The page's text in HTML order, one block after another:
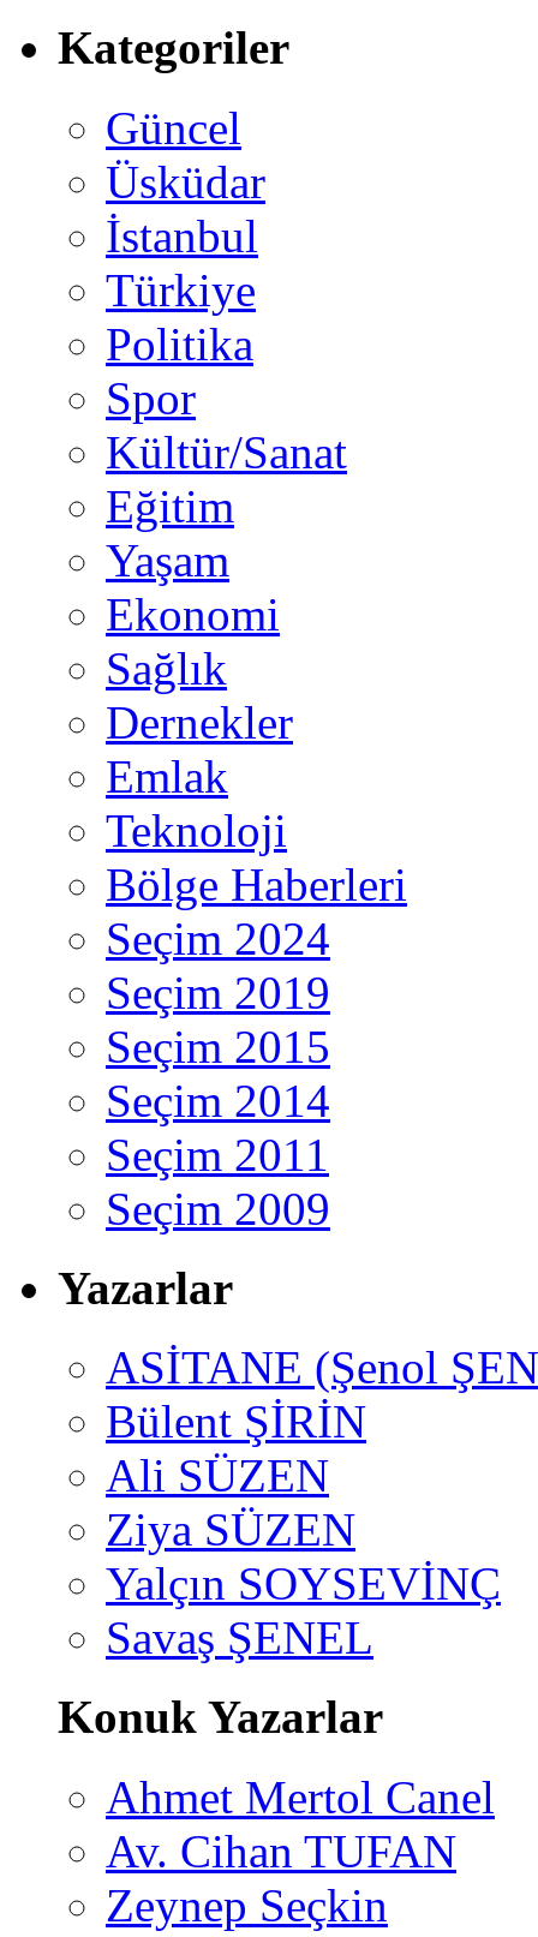
Kategoriler
Güncel
Üsküdar
İstanbul
Türkiye
Politika
Spor
Kültür/Sanat
Eğitim
Yaşam
Ekonomi
Sağlık
Dernekler
Emlak
Teknoloji
Bölge Haberleri
Seçim 2024
Seçim 2019
Seçim 2015
Seçim 2014
Seçim 2011
Seçim 2009
Yazarlar
ASİTANE (Şenol
Bülent ŞİRİN
Ali SÜZEN
Ziya SÜZEN
Yalçın SOYSEVİNÇ
Savaş ŞENEL
Konuk Yazarlar
Ahmet Mertol Canel
Av. Cihan TUFAN
Zeynep Seçkin